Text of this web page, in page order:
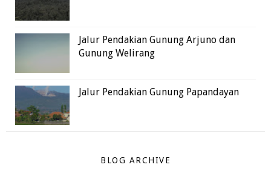
Jalur Pendakian Gunung Arjuno dan
Gunung Welirang
Jalur Pendakian Gunung Papandayan
BLOG ARCHIVE